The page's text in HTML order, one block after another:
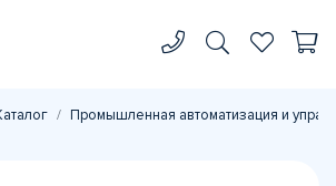
Промышленная автоматизация и